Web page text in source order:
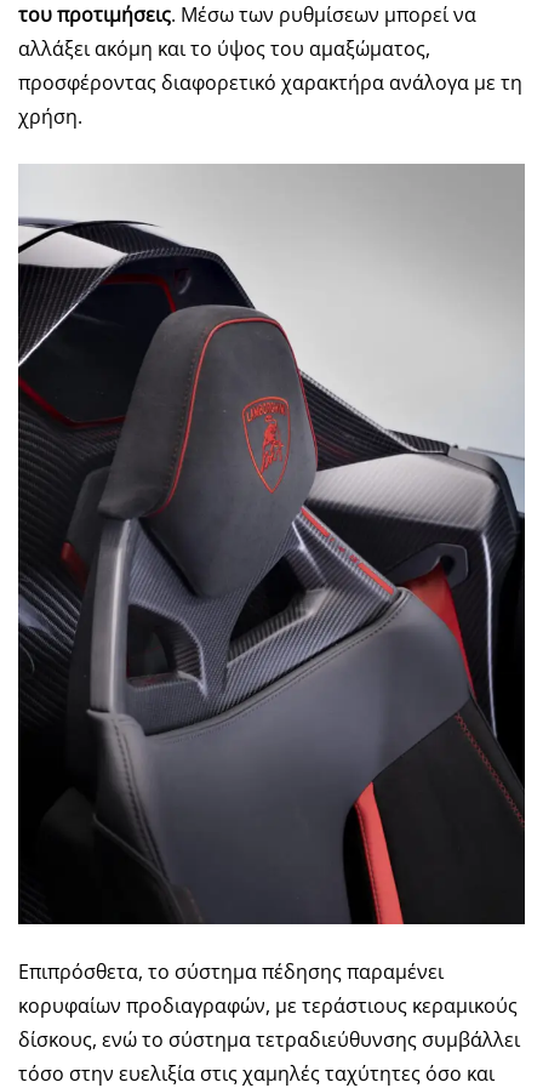
του προτιμήσεις. Μέσω των ρυθμίσεων μπορεί να
αλλάξει ακόμη και το ύψος του αμαξώματος,
προσφέροντας διαφορετικό χαρακτήρα ανάλογα με τη
χρήση.
Επιπρόσθετα, το σύστημα πέδησης παραμένει
κορυφαίων προδιαγραφών, με τεράστιους κεραμικούς
δίσκους, ενώ το σύστημα τετραδιεύθυνσης συμβάλλει
τόσο στην ευελιξία στις χαμηλές ταχύτητες όσο και